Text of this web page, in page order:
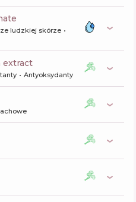
ludzkiej skórze
extract
Antyoksydanty